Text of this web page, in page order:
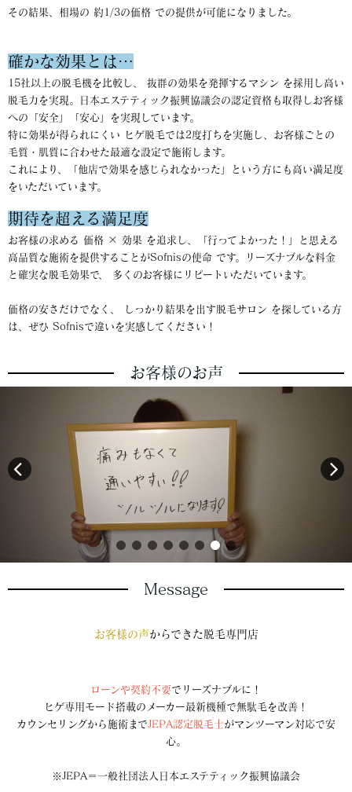
その結果、相場の 約1/3の価格 での提供が可能になりました。
確かな効果とは…
15社以上の脱毛機を比較し、 抜群の効果を発揮するマシン を採用し高い
脱毛力を実現。日本エステティック振興協議会の認定資格も取得しお客様
への「安全」「安心」を実現しています。
特に効果が得られにくい ヒゲ脱毛では2度打ちを実施し、お客様ごとの
毛質・肌質に合わせた最適な設定で施術します。
これにより、「他店で効果を感じられなかった」という方にも高い満足度
をいただいています。
期待を超える満足度
お客様の求める 価格 × 効果 を追求し、「行ってよかった！」と思える
高品質な施術を提供することがSofnisの使命 です。リーズナブルな料金
と確実な脱毛効果で、 多くのお客様にリピートいただいています。
価格の安さだけでなく、 しっかり結果を出す脱毛サロン を探している方
は、ぜひ Sofnisで違いを実感してください！
お客様のお声
Message
お客様の声からできた脱毛専門店
ローンや契約不要でリーズナブルに！
ヒゲ専用モード搭載のメーカー最新機種で無駄毛を改善！
カウンセリングから施術までJEPA認定脱毛士がマンツーマン対応で安
心。
※JEPA＝一般社団法人日本エステティック振興協議会